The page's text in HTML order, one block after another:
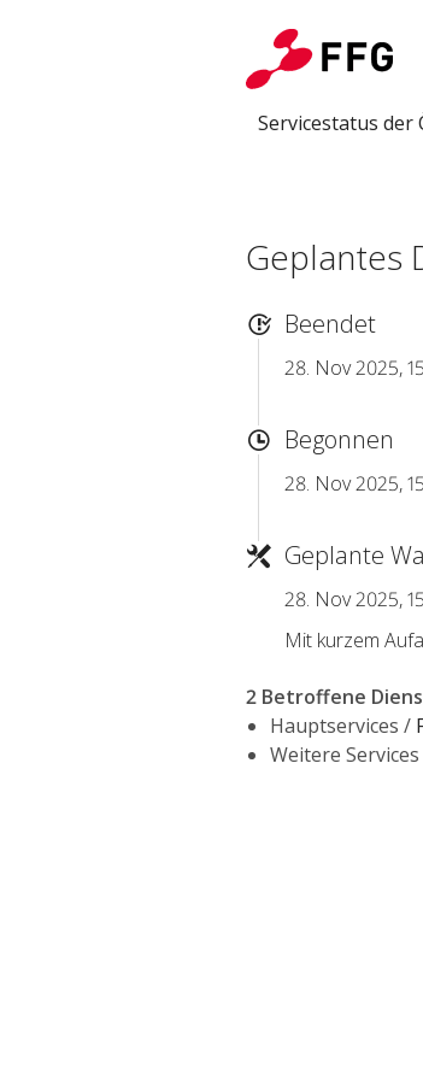
Servicestatus der
Geplantes
Beendet
28. Nov 2025,
Begonnen
28. Nov 2025,
Geplante
28. Nov 2025,
Mit kurzem
2 Betroffene
Hauptservices /
Weitere